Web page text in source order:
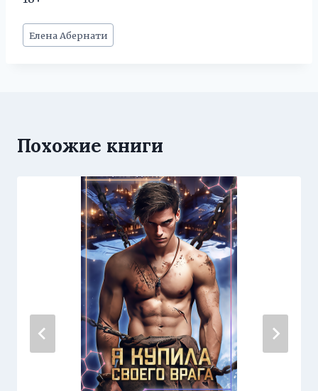
Метки
записи:
Елена Абернати
Похожие книги